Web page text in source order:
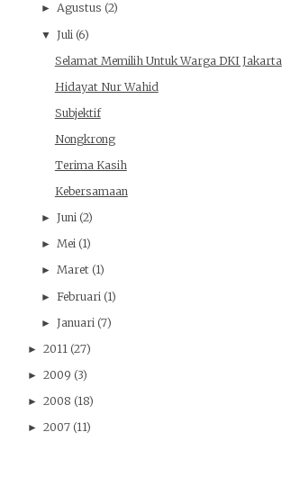
► Agustus (2)
▼ Juli (6)
Selamat Memilih Untuk Warga DKI Jakarta
Hidayat Nur Wahid
Subjektif
Nongkrong
Terima Kasih
Kebersamaan
► Juni (2)
► Mei (1)
► Maret (1)
► Februari (1)
► Januari (7)
► 2011 (27)
► 2009 (3)
► 2008 (18)
► 2007 (11)